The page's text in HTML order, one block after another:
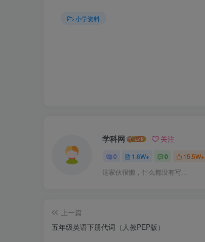
小学资料
学科网 关注
0 1.6W+ 0 15.5W+
这家伙很懒，什么都没有写...
上一篇
五年级英语下册代词（人教PEP版）